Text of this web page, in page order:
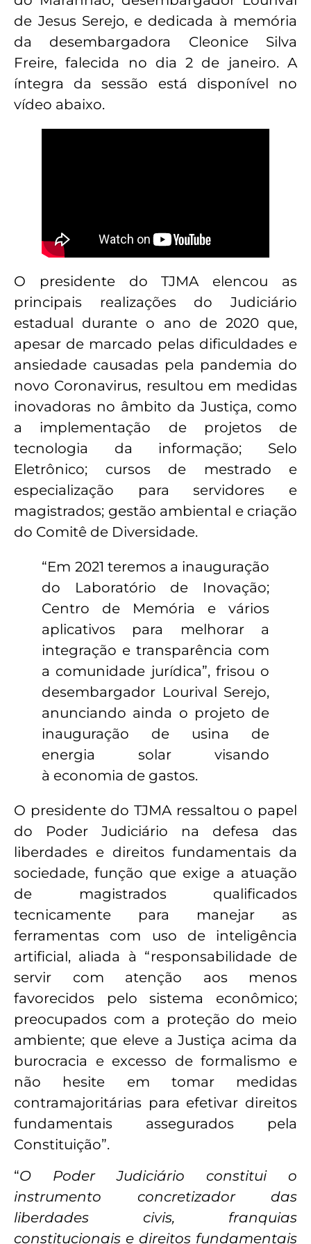
de Jesus Serejo, e dedicada à memória
da desembargadora Cleonice Silva
Freire, falecida no dia 2 de janeiro. A
íntegra da sessão está disponível no
vídeo abaixo.
O presidente do TJMA elencou as
principais realizações do Judiciário
estadual durante o ano de 2020 que,
apesar de marcado pelas dificuldades e
ansiedade causadas pela pandemia do
novo Coronavirus, resultou em medidas
inovadoras no âmbito da Justiça, como
a implementação de projetos de
tecnologia da informação; Selo
Eletrônico; cursos de mestrado e
especialização para servidores e
magistrados; gestão ambiental e criação
do Comitê de Diversidade.
“Em 2021 teremos a inauguração
do Laboratório de Inovação;
Centro de Memória e vários
aplicativos para melhorar a
integração e transparência com
a comunidade jurídica”, frisou o
desembargador Lourival Serejo,
anunciando ainda o projeto de
inauguração de usina de
energia solar visando
à economia de gastos.
O presidente do TJMA ressaltou o papel
do Poder Judiciário na defesa das
liberdades e direitos fundamentais da
sociedade, função que exige a atuação
de magistrados qualificados
tecnicamente para manejar as
ferramentas com uso de inteligência
artificial, aliada à “responsabilidade de
servir com atenção aos menos
favorecidos pelo sistema econômico;
preocupados com a proteção do meio
ambiente; que eleve a Justiça acima da
burocracia e excesso de formalismo e
não hesite em tomar medidas
contramajoritárias para efetivar direitos
fundamentais assegurados pela
Constituição”.
“O Poder Judiciário constitui o
instrumento concretizador das
liberdades civis, franquias
constitucionais e direitos fundamentais